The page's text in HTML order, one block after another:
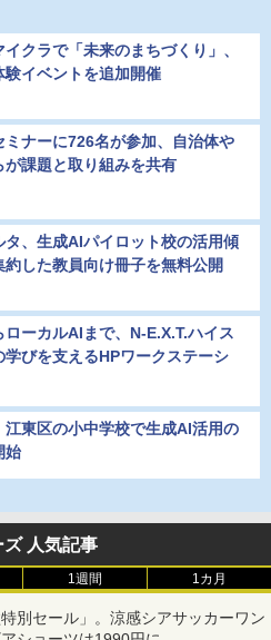
クラで「未来のまちづくり」、
験イベントを追加開催
ミナーに726名が参加、自治体や
が課題と取り組みを共有
タ、生成AIパイロット校の活用傾
約した教員向け冊子を無料公開
ローカルAIまで、N-E.X.T.ハイス
学びを支えるHPワークステーシ
江東区の小中学校で生成AI活用の
始
人気記事
1週間 1カ月
別セール」。涼感シアサッカーワン